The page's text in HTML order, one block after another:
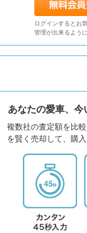
ログインするとお
管理が出来るよう
あなたの愛車、今
複数社の査定額を比
を賢く売却して、購